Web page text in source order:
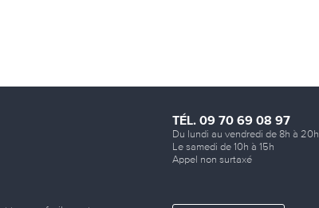
TÉL. 09 70 69 08 97
Du lundi au vendredi de 8h à 20h
Le samedi de 10h à 15h
Appel non surtaxé